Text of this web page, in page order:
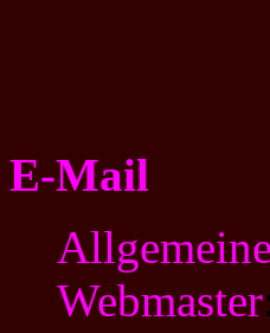
E-Mail
Webmaster